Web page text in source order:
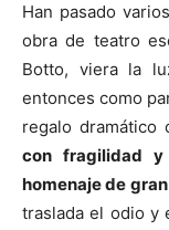
Han pasado
obra de teatro
Botto, viera la
entonces como
regalo dramático
con fragilidad y
homenaje de
traslada el odio y